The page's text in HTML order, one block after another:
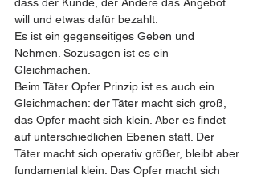
will und etwas dafür bezahlt.
Es ist ein gegenseitiges Geben und
Nehmen. Sozusagen ist es ein
Gleichmachen.
Beim Täter Opfer Prinzip ist es auch ein
Gleichmachen: der Täter macht sich groß,
das Opfer macht sich klein. Aber es findet
auf unterschiedlichen Ebenen statt. Der
Täter macht sich operativ größer, bleibt aber
fundamental klein. Das Opfer macht sich